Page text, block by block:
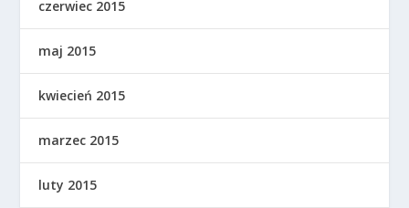
czerwiec 2015
maj 2015
kwiecień 2015
marzec 2015
luty 2015